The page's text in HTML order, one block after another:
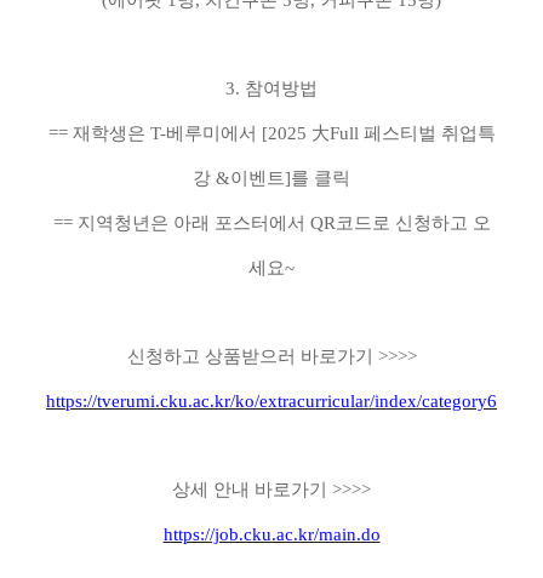
3. 참여방법
== 재학생은 T-베루미에서 [2025 大Full 페스티벌 취업특
강 &이벤트]를 클릭
== 지역청년은 아래 포스터에서 QR코드로 신청하고 오
세요~
신청하고 상품받으러 바로가기 >>>>
https://tverumi.cku.ac.kr/ko/extracurricular/index/category6
상세 안내 바로가기 >>>>
https://job.cku.ac.kr/main.do